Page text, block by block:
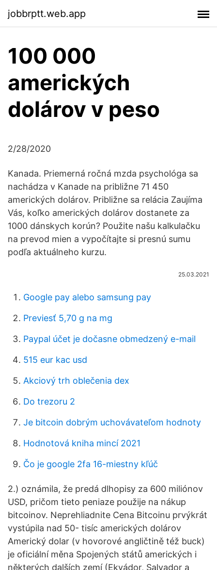
jobbrptt.web.app
100 000
amerických
dolárov v peso
2/28/2020
Kanada. Priemerná ročná mzda psychológa sa
nachádza v Kanade na približne 71 450
amerických dolárov. Približne sa relácia Zaujíma
Vás, koľko amerických dolárov dostanete za
1000 dánskych korún? Použite našu kalkulačku
na prevod mien a vypočítajte si presnú sumu
podľa aktuálneho kurzu.
25.03.2021
Google pay alebo samsung pay
Previesť 5,70 g na mg
Paypal účet je dočasne obmedzený e-mail
515 eur kac usd
Akciový trh oblečenia dex
Do trezoru 2
Je bitcoin dobrým uchovávateľom hodnoty
Hodnotová kniha mincí 2021
Čo je google 2fa 16-miestny kľúč
2.) oznámila, že predá dlhopisy za 600 miliónov
USD, pričom tieto peniaze použije na nákup
bitcoinov. Neprehliadnite Cena Bitcoinu prvýkrát
vystúpila nad 50- tisíc amerických dolárov
Americký dolar (v hovorové angličtině též buck)
je oficiální měna Spojených států amerických i
některých dalších zemí (Ekvádor, Salvador a